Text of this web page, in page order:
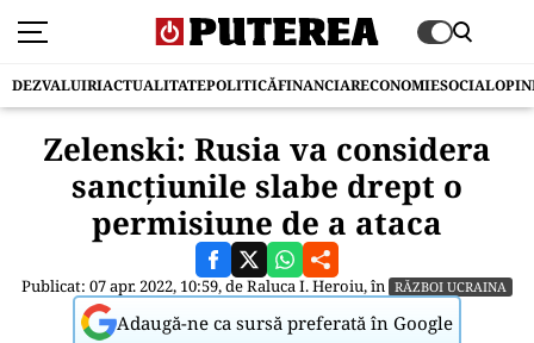
DEZVALUIRIACTUALITATEPOLITICĂFINANCIARECONOMIESOCIAL
Zelenski: Rusia va considera
sancțiunile slabe drept o
permisiune de a ataca
Publicat: 07 apr. 2022, 10:59, deRaluca I. Heroiu, în RĂZBOI UCRAINA
Adaugă-ne ca sursă preferată în Google